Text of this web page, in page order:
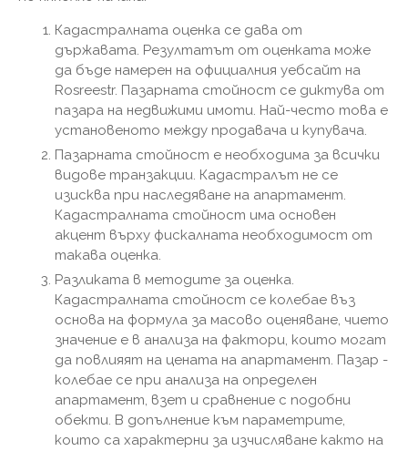
Кадастралната оценка се дава от
държавата. Резултатът от оценката може
да бъде намерен на официалния уебсайт на
Rosreestr. Пазарната стойност се диктува от
пазара на недвижими имоти. Най-често това е
установеното между продавача и купувача.
Пазарната стойност е необходима за всички
видове транзакции. Кадастралът не се
изисква при наследяване на апартамент.
Кадастралната стойност има основен
акцент върху фискалната необходимост от
такава оценка.
Разликата в методите за оценка.
Кадастралната стойност се колебае въз
основа на формула за масово оценяване, чието
значение е в анализа на фактори, които могат
да повлияят на цената на апартамент. Пазар -
колебае се при анализа на определен
апартамент, взет и сравнение с подобни
обекти. В допълнение към параметрите,
които са характерни за изчисляване както на